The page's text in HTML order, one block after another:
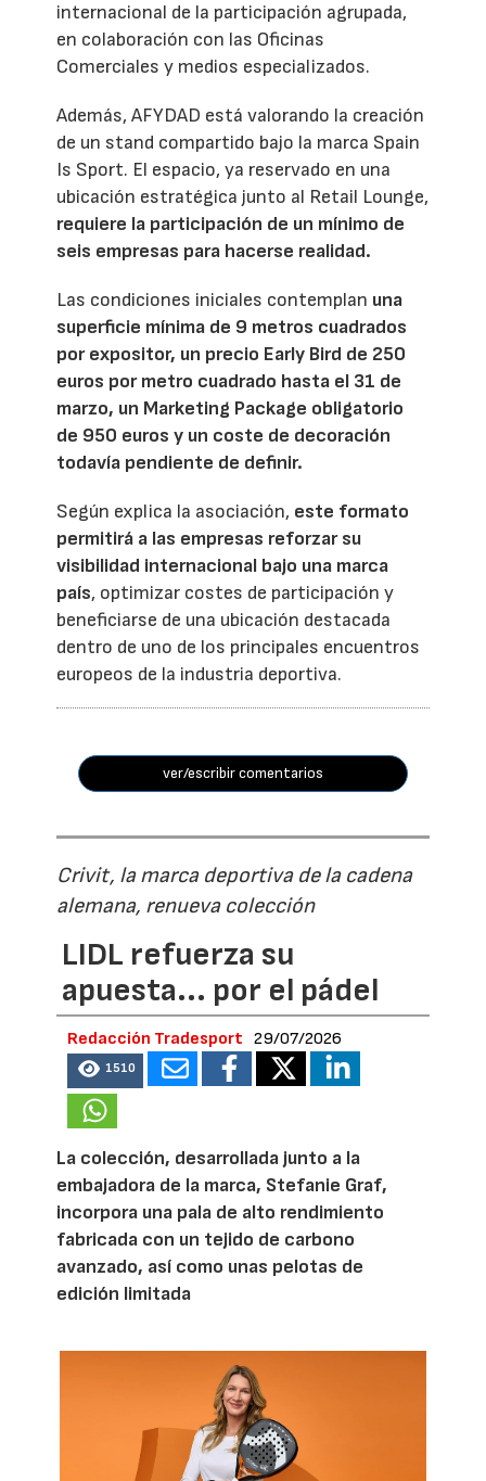
internacional de la participación agrupada,
en colaboración con las Oficinas
Comerciales y medios especializados.
Además, AFYDAD está valorando la creación
de un stand compartido bajo la marca Spain
Is Sport. El espacio, ya reservado en una
ubicación estratégica junto al Retail Lounge,
requiere la participación de un mínimo de
seis empresas para hacerse realidad.
Las condiciones iniciales contemplan una
superficie mínima de 9 metros cuadrados
por expositor, un precio Early Bird de 250
euros por metro cuadrado hasta el 31 de
marzo, un Marketing Package obligatorio
de 950 euros y un coste de decoración
todavía pendiente de definir.
Según explica la asociación, este formato
permitirá a las empresas reforzar su
visibilidad internacional bajo una marca
país, optimizar costes de participación y
beneficiarse de una ubicación destacada
dentro de uno de los principales encuentros
europeos de la industria deportiva.
ver/escribir comentarios
Crivit, la marca deportiva de la cadena
alemana, renueva colección
LIDL refuerza su
apuesta... por el pádel
Redacción Tradesport 29/07/2026
1510
La colección, desarrollada junto a la
embajadora de la marca, Stefanie Graf,
incorpora una pala de alto rendimiento
fabricada con un tejido de carbono
avanzado, así como unas pelotas de
edición limitada